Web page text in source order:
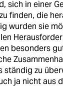
sich in einer
finden, die
wurden sie
besonders
ständig zu
ja nicht aus